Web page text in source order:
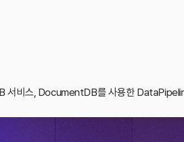
서비스, DocumentDB를 사용한